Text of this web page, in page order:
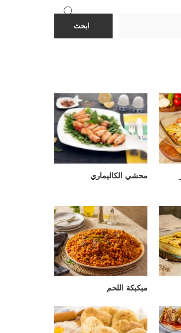
ابحث
محشي الكاليماري
مبكبكة اللحم